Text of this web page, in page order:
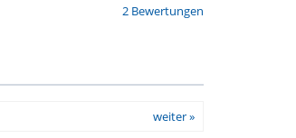
2 Bewertungen
weiter »